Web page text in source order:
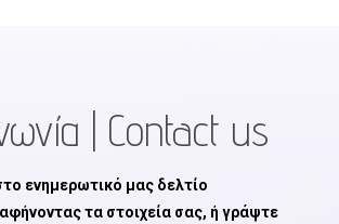
| Contact us
ενημερωτικό μας δελτίο
τα στοιχεία σας, ή γράψτε